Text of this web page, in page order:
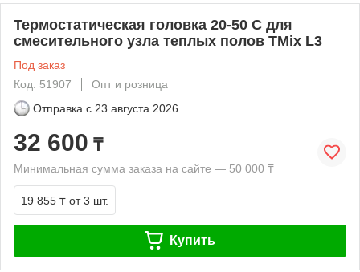
Термостатическая головка 20-50 С для
смесительного узла теплых полов TMix L3
Под заказ
Код: 51907
Опт и розница
Отправка с 23 августа 2026
32 600 ₸
Минимальная сумма заказа на сайте — 50 000 ₸
19 855 ₸ от 3 шт.
Купить